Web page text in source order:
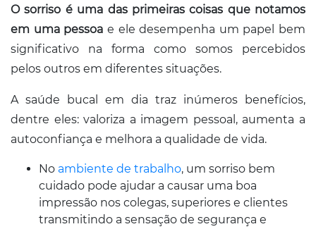
O sorriso é uma das primeiras coisas que notamos
em uma pessoa e ele desempenha um papel bem
significativo na forma como somos percebidos
pelos outros em diferentes situações.
A saúde bucal em dia traz inúmeros benefícios,
dentre eles: valoriza a imagem pessoal, aumenta a
autoconfiança e melhora a qualidade de vida.
No ambiente de trabalho, um sorriso bem
cuidado pode ajudar a causar uma boa
impressão nos colegas, superiores e clientes
transmitindo a sensação de segurança e